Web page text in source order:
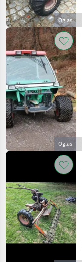
Oglas
Oglas